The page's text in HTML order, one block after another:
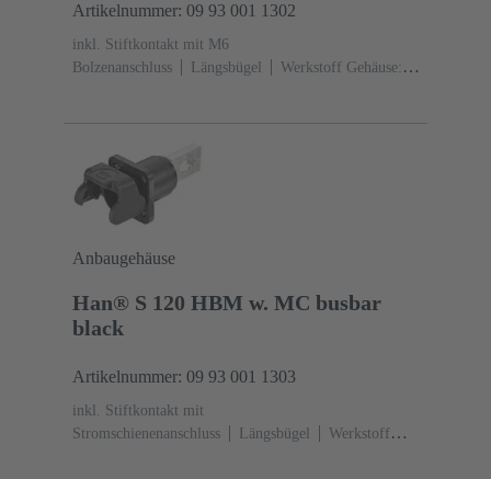
Artikelnummer: 09 93 001 1302
inkl. Stiftkontakt mit M6
Bolzenanschluss
Längsbügel
Werkstoff Gehäuse:
Anbaugehäuse
Han® S 120 HBM w. MC busbar
black
Artikelnummer: 09 93 001 1303
inkl. Stiftkontakt mit
Stromschienenanschluss
Längsbügel
Werkstoff